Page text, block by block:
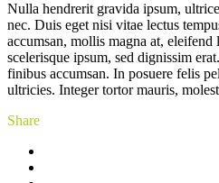
Nulla hendrerit gravida ipsum,
nec. Duis eget nisi vitae lectus
accumsan, mollis magna at,
scelerisque ipsum, sed dignissim
finibus accumsan. In posuere felis
ultricies. Integer tortor mauris,
Share